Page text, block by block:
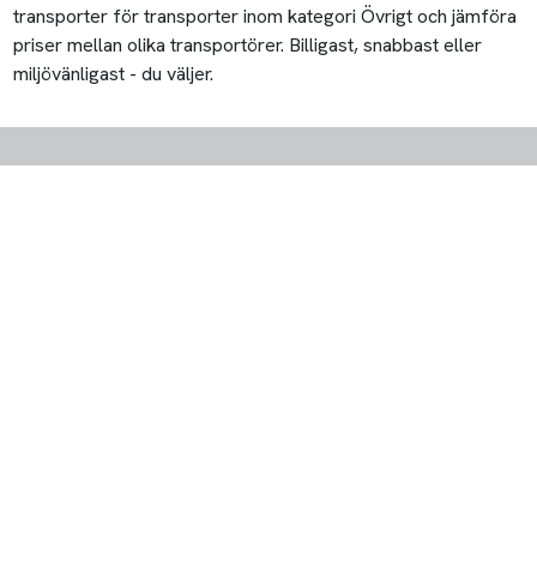
transporter för transporter inom kategori Övrigt och jämföra
priser mellan olika transportörer. Billigast, snabbast eller
miljövänligast - du väljer.